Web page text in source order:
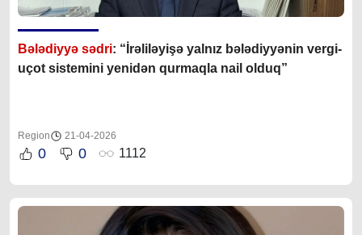
Bələdiyyə sədri: “İrəliləyişə yalnız bələdiyyənin vergi-
uçot sistemini yenidən qurmaqla nail olduq”
Region 21-04-2026
0 0 1112